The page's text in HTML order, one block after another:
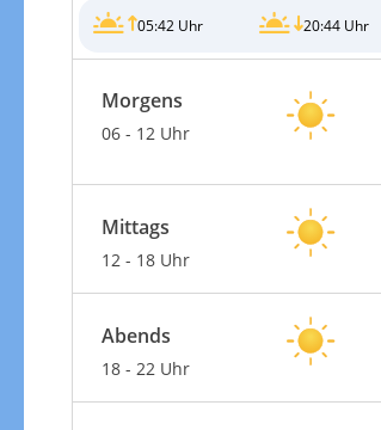
05:42 Uhr 20:44 Uhr
Morgens
06 - 12 Uhr
Mittags
12 - 18 Uhr
Abends
18 - 22 Uhr